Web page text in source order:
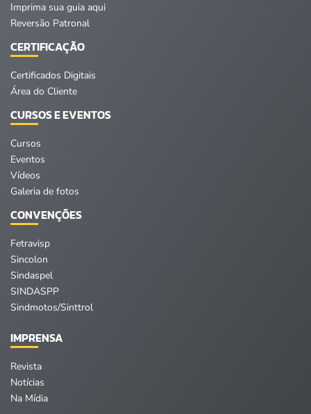
Imprima sua guia aqui
Reversão Patronal
CERTIFICAÇÃO
Certificados Digitais
Área do Cliente
CURSOS E EVENTOS
Cursos
Eventos
Vídeos
Galeria de fotos
CONVENÇÕES
Fetravisp
Sincolon
Sindaspel
SINDASPP
Sindmotos/Sinttrol
IMPRENSA
Revista
Notícias
Na Mídia